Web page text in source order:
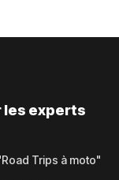
les experts
Trips à moto"